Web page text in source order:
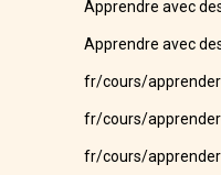
Apprendre avec
Apprendre avec
fr/cours/
fr/cours/
fr/cours/